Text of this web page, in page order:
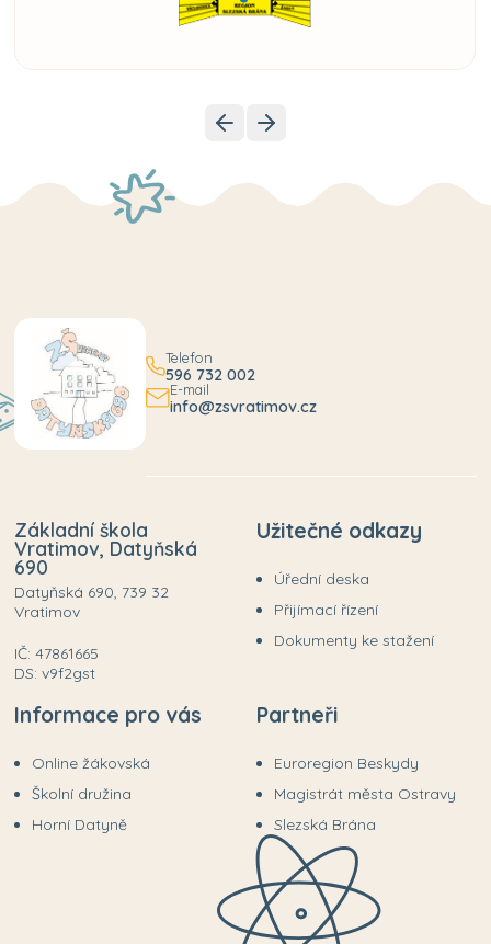
Telefon
596 732 002
E-mail
info@zsvratimov.cz
Základní škola
Vratimov, Datyňská
690
Datyňská 690, 739 32
Vratimov
IČ: 47861665
DS: v9f2gst
Užitečné odkazy
Úřední deska
Přijímací řízení
Dokumenty ke stažení
Informace pro vás
Online žákovská
Školní družina
Horní Datyně
Partneři
Euroregion Beskydy
Magistrát města Ostravy
Slezská Brána